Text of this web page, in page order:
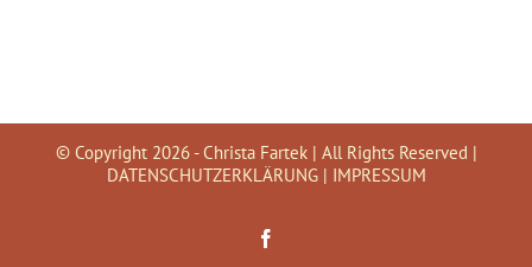
© Copyright 2026 - Christa Fartek | All Rights Reserved |
DATENSCHUTZERKLÄRUNG| IMPRESSUM